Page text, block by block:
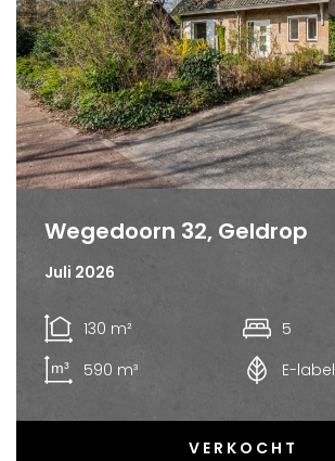
Wegedoorn 32, Geldrop
Juli 2026
130 m²
5
590 m³
E-label
VERKOCHT